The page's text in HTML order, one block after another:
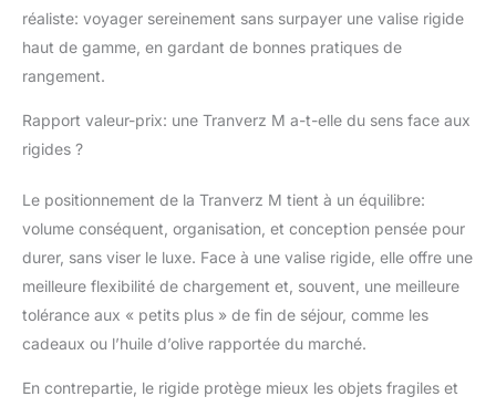
réaliste: voyager sereinement sans surpayer une valise rigide
haut de gamme, en gardant de bonnes pratiques de
rangement.
Rapport valeur-prix: une Tranverz M a-t-elle du sens face aux
rigides ?
Le positionnement de la Tranverz M tient à un équilibre:
volume conséquent, organisation, et conception pensée pour
durer, sans viser le luxe. Face à une valise rigide, elle offre une
meilleure flexibilité de chargement et, souvent, une meilleure
tolérance aux « petits plus » de fin de séjour, comme les
cadeaux ou l’huile d’olive rapportée du marché.
En contrepartie, le rigide protège mieux les objets fragiles et